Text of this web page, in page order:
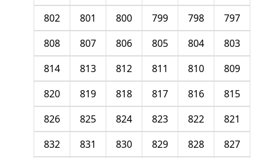
797
798
799
800
801
802
803
804
805
806
807
808
809
810
811
812
813
814
815
816
817
818
819
820
821
822
823
824
825
826
827
828
829
830
831
832